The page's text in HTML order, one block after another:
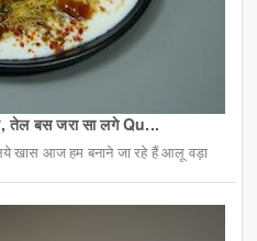
तेल बस जरा सा लगे Qu...
खास आज हम बनाने जा रहे हैं आलू वड़ा